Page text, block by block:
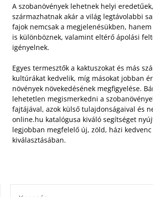
A szobanövények lehetnek helyi
származhatnak akár a világ legtávolabbi
fajok nemcsak a megjelenésükben, hanem
is különböznek, valamint eltérő ápolási
igényelnek.
Egyes termesztők a kaktuszokat és más
kultúrákat kedvelik, míg másokat jobban
növények növekedésének megfigyelése.
lehetetlen megismerkedni a
fajtájával, azok külső tulajdonságaival és
online.hu katalógusa kiváló segítséget
legjobban megfelelő új, zöld, házi kedvenc
kiválasztásában.